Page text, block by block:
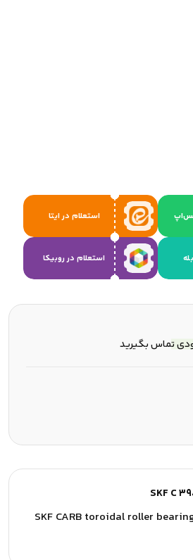
استعلام در ایتا
استعلام در روبیکا
SKF CARB toroidal roller
تماس بگیرید